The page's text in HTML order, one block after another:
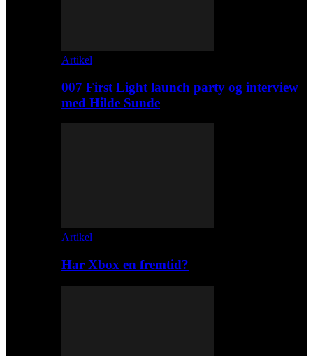
Artikel
007 First Light launch party og interview
med Hilde Sunde
Artikel
Har Xbox en fremtid?